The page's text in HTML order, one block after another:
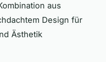
aus
Design für
Ästhetik